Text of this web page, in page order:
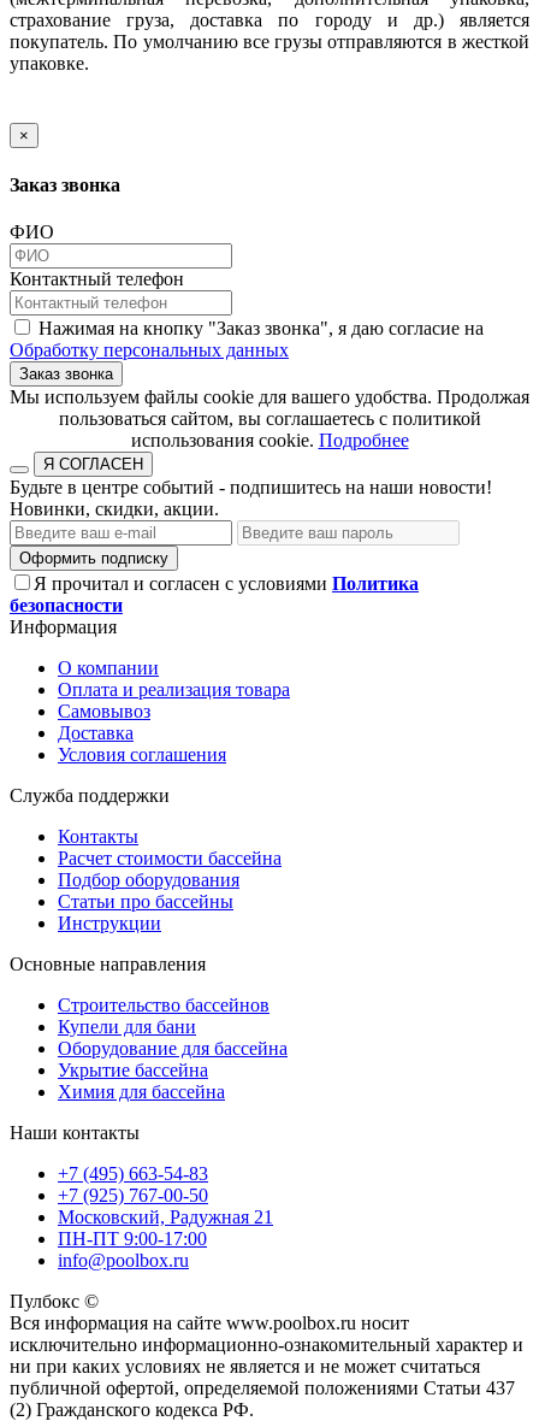
страхование груза, доставка по городу и др.) является
покупатель. По умолчанию все грузы отправляются в жесткой
упаковке.
×
Заказ звонка
ФИО
Контактный телефон
Нажимая на кнопку "Заказ звонка", я даю согласие на
Обработку персональных данных
Заказ звонка
​​​​​​​Мы используем файлы cookie для вашего удобства. Продолжая
пользоваться сайтом, вы соглашаетесь с политикой
использования cookie.​​​​​​​ Подробнее
Я СОГЛАСЕН
Будьте в центре событий - подпишитесь на наши новости!
Новинки, скидки, акции.
Оформить подписку
Я прочитал и согласен с условиями Политика
безопасности
Информация
О компании
Оплата и реализация товара
Самовывоз
Доставка
Условия соглашения
Служба поддержки
Контакты
Расчет стоимости бассейна
Подбор оборудования
Статьи про бассейны
Инструкции
Основные направления
Строительство бассейнов
Купели для бани
Оборудование для бассейна
Укрытие бассейна
Химия для бассейна
Наши контакты
+7 (495) 663-54-83
+7 (925) 767-00-50
Московский, Радужная 21
ПН-ПТ 9:00-17:00
info@poolbox.ru
Пулбокс ©
Вся информация на сайте www.poolbox.ru носит
исключительно информационно-ознакомительный характер и
ни при каких условиях не является и не может считаться
публичной офертой, определяемой положениями Статьи 437
(2) Гражданского кодекса РФ.